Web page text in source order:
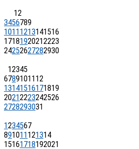
12
3456789
1011 1213141516
17181920212223
24252627282930
12345
67891011 12
13141516171819
20212223242526
2728293031
1234567
891011 121314
15161718192021